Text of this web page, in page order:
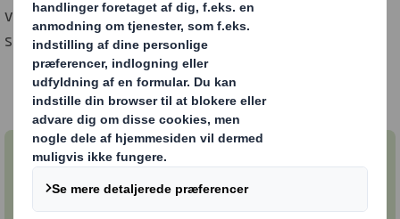
vores HR-team, der sidder klar til at besvare dine
spørgsmål påDK-HR.lon@dssmith.com
Ledige stillinger
Her finder du alle vores ledige stillinger. Hvis der